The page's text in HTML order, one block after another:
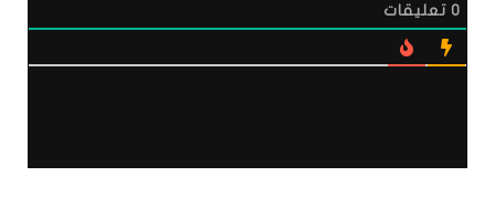
0 تعليقات